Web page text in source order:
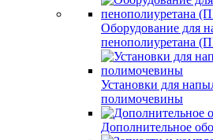
Оборудование для
пенополиуретана
Установки для
полимочевины
Дополнительное